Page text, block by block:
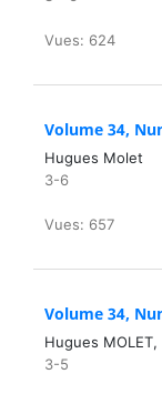
Vues: 624
Volume 34,
Hugues Molet
3-6
Vues: 657
Volume 34,
Hugues MOLET,
3-5